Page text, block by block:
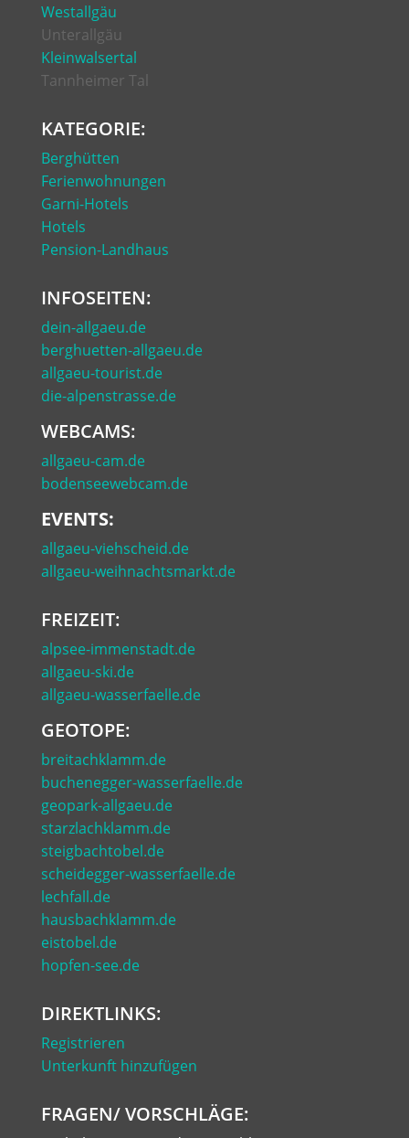
Westallgäu
Unterallgäu
Kleinwalsertal
Tannheimer Tal
KATEGORIE:
Berghütten
Ferienwohnungen
Garni-Hotels
Hotels
Pension-Landhaus
INFOSEITEN:
dein-allgaeu.de
berghuetten-allgaeu.de
allgaeu-tourist.de
die-alpenstrasse.de
WEBCAMS:
allgaeu-cam.de
bodenseewebcam.de
EVENTS:
allgaeu-viehscheid.de
allgaeu-weihnachtsmarkt.de
FREIZEIT:
alpsee-immenstadt.de
allgaeu-ski.de
allgaeu-wasserfaelle.de
GEOTOPE:
breitachklamm.de
buchenegger-wasserfaelle.de
geopark-allgaeu.de
starzlachklamm.de
steigbachtobel.de
scheidegger-wasserfaelle.de
lechfall.de
hausbachklamm.de
eistobel.de
hopfen-see.de
DIREKTLINKS:
Registrieren
Unterkunft hinzufügen
FRAGEN/ VORSCHLÄGE: